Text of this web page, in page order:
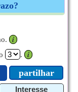
𝒊
. 𝒊
partilhar
Interesse